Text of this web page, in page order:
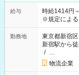
給与
時給1414円
※規定による
勤務地
東京都新宿区
新宿駅から
/ …
物流企業